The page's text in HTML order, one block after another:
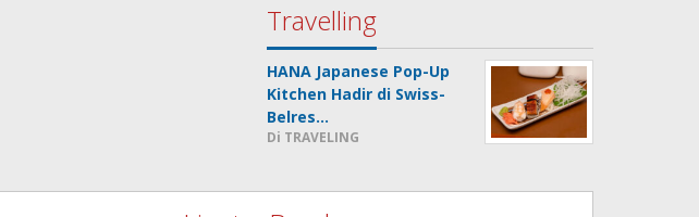
Travelling
HANA Japanese Pop-Up
Kitchen Hadir di Swiss-
Belres…
Di TRAVELING